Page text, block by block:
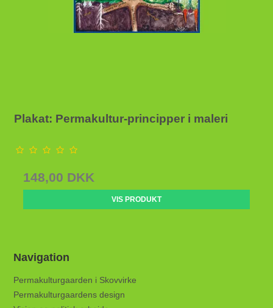
Plakat: Permakultur-principper i maleri
148,00 DKK
VIS PRODUKT
Navigation
Permakulturgaarden i Skovvirke
Permakulturgaardens design